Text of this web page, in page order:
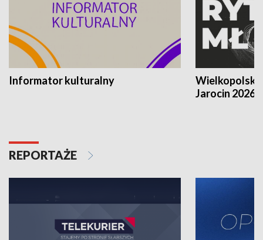
Informator kulturalny
Jarocin 2026
REPORTAŻE